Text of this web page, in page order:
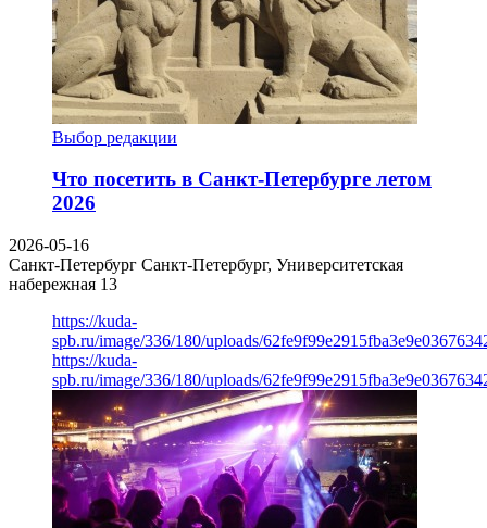
Выбор редакции
Что посетить в Санкт-Петербурге летом
2026
2026-05-16
Санкт-Петербург Санкт-Петербург, Университетская
набережная 13
https://kuda-
spb.ru/image/336/180/uploads/
https://kuda-
spb.ru/image/336/180/uploads/